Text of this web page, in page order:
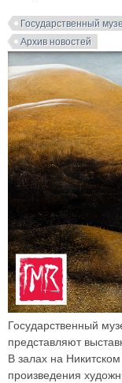
Государственный
Архив новостей
Государственный
представляют
В залах на
произведения